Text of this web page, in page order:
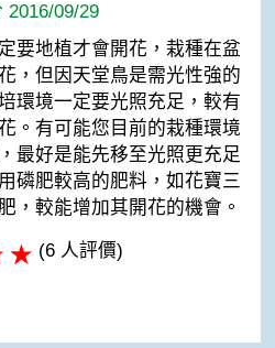
2016/09/29
要地植才會開花，栽種在盆
，但因天堂鳥是需光性強的
環境一定要光照充足，較有
。有可能您目前的栽種環境
最好是能先移至光照更充足
磷肥較高的肥料，如花寶三
，較能增加其開花的機會。
(6 人評價)